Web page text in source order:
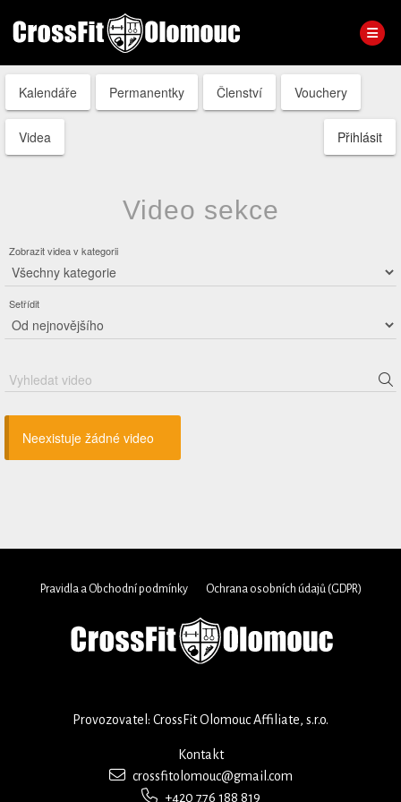
Kalendáře Permanentky Členství Vouchery
Videa Přihlásit
Video sekce
Zobrazit videa v kategorii
Setřídit
Vyhledat video
Neexistuje žádné video
Pravidla a Obchodní podmínky Ochrana osobních údajů (GDPR)
Provozovatel: CrossFit Olomouc Affiliate, s.r.o.
Kontakt
crossfitolomouc@gmail.com
+420 776 188 819